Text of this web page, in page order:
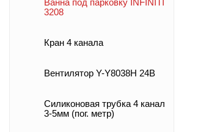
Ванна под парковку INFINITI
3208
Кран 4 канала
Вентилятор Y-Y8038H 24B
Силиконовая трубка 4 канал
3-5мм (пог. метр)